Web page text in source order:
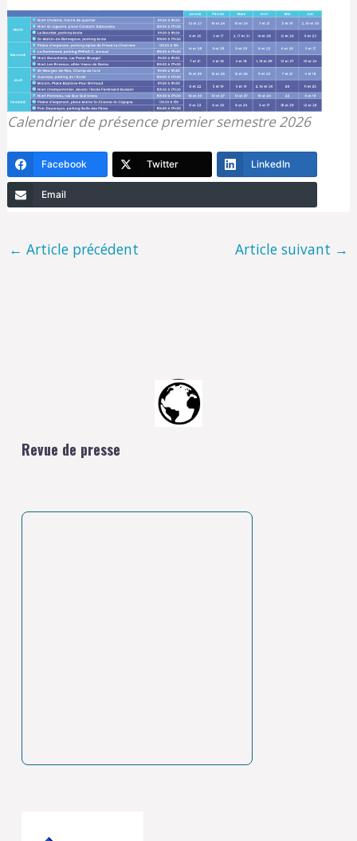
Calendrier de présence premier semestre 2026
Facebook Twitter LinkedIn
Email
← Article précédent Article suivant →
Revue de presse